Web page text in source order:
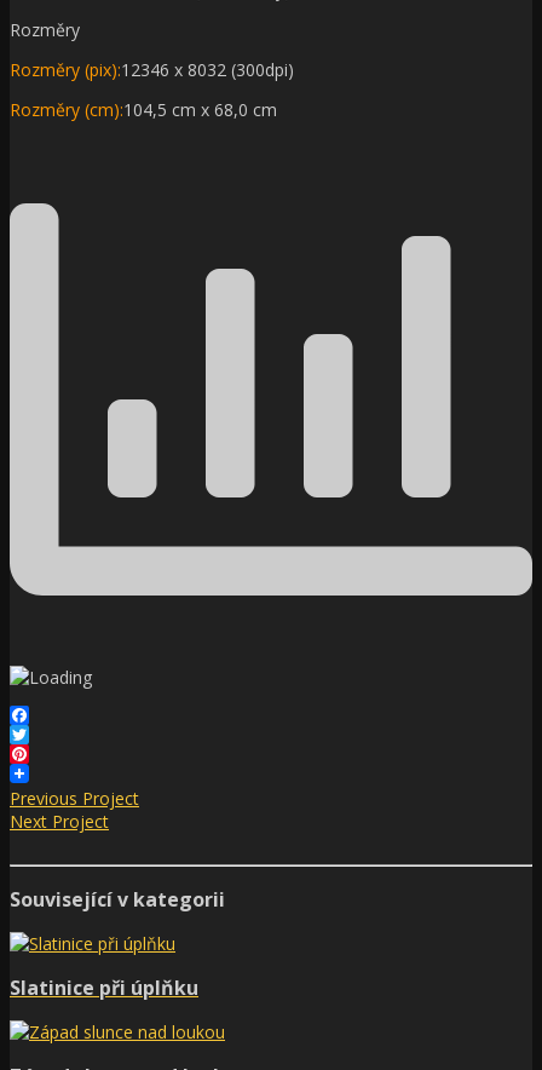
Rozměry
Rozměry (pix):12346 x 8032 (300dpi)
Rozměry (cm):104,5 cm x 68,0 cm
Facebook
Twitter
Pinterest
Previous Project
Next Project
Související v kategorii
Slatinice při úplňku